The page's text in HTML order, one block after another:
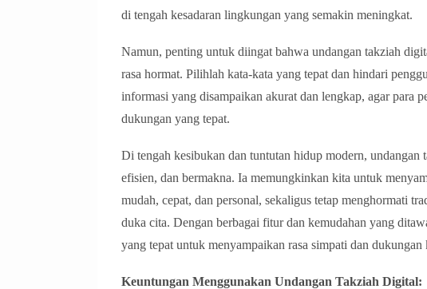
di tengah kesadaran lingkungan yang semakin meningkat.
Namun, penting untuk diingat bahwa undangan takziah
rasa hormat. Pilihlah kata-kata yang tepat dan hindari
informasi yang disampaikan akurat dan lengkap, agar para
dukungan yang tepat.
Di tengah kesibukan dan tuntutan hidup modern,
efisien, dan bermakna. Ia memungkinkan kita untuk
mudah, cepat, dan personal, sekaligus tetap menghormati
duka cita. Dengan berbagai fitur dan kemudahan yang
yang tepat untuk menyampaikan rasa simpati dan
Keuntungan Menggunakan Undangan Takziah Digital: